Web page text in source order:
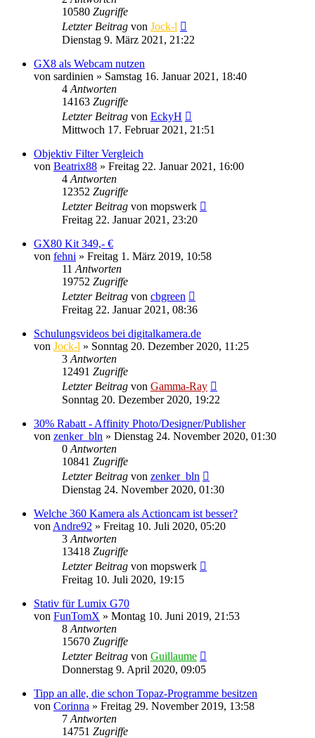
10580 Zugriffe
Letzter Beitrag von Jock-l
Dienstag 9. März 2021, 21:22
GX8 als Webcam nutzen
von sardinien » Samstag 16. Januar 2021, 18:40
4 Antworten
14163 Zugriffe
Letzter Beitrag von EckyH
Mittwoch 17. Februar 2021, 21:51
Objektiv Filter Vergleich
von Beatrix88 » Freitag 22. Januar 2021, 16:00
4 Antworten
12352 Zugriffe
Letzter Beitrag von mopswerk
Freitag 22. Januar 2021, 23:20
GX80 Kit 349,- €
von fehni » Freitag 1. März 2019, 10:58
11 Antworten
19752 Zugriffe
Letzter Beitrag von cbgreen
Freitag 22. Januar 2021, 08:36
Schulungsvideos bei digitalkamera.de
von Jock-l » Sonntag 20. Dezember 2020, 11:25
3 Antworten
12491 Zugriffe
Letzter Beitrag von Gamma-Ray
Sonntag 20. Dezember 2020, 19:22
30% Rabatt - Affinity Photo/Designer/Publisher
von zenker_bln » Dienstag 24. November 2020, 01:30
0 Antworten
10841 Zugriffe
Letzter Beitrag von zenker_bln
Dienstag 24. November 2020, 01:30
Welche 360 Kamera als Actioncam ist besser?
von Andre92 » Freitag 10. Juli 2020, 05:20
3 Antworten
13418 Zugriffe
Letzter Beitrag von mopswerk
Freitag 10. Juli 2020, 19:15
Stativ für Lumix G70
von FunTomX » Montag 10. Juni 2019, 21:53
8 Antworten
15670 Zugriffe
Letzter Beitrag von Guillaume
Donnerstag 9. April 2020, 09:05
Tipp an alle, die schon Topaz-Programme besitzen
von Corinna » Freitag 29. November 2019, 13:58
7 Antworten
14751 Zugriffe